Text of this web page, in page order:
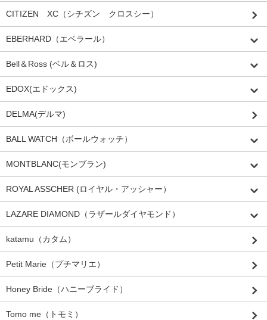
CITIZEN XC（シチズン クロスシー）
EBERHARD（エベラール）
Bell＆Ross (ベル＆ロス)
EDOX(エドックス)
DELMA(デルマ)
BALL WATCH（ボールウォッチ）
MONTBLANC(モンブラン)
ROYAL ASSCHER (ロイヤル・アッシャー）
LAZARE DIAMOND（ラザールダイヤモンド）
katamu（カタム）
Petit Marie（プチマリエ）
Honey Bride（ハニーブライド）
Tomo me（トモミ）